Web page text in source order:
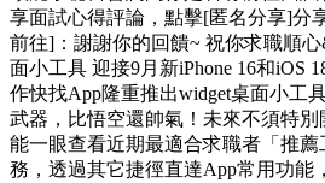
享面試心得評論，點擊[匿名分享]分
前往]：謝謝你的回饋~ 祝你求職順心
面小工具 迎接9月新iPhone 16和iOS
作快找App隆重推出widget桌面小工
武器，比悟空還帥氣！未來不須特
能一眼查看近期最適合求職者「推
務，透過其它捷徑直達App常用功能